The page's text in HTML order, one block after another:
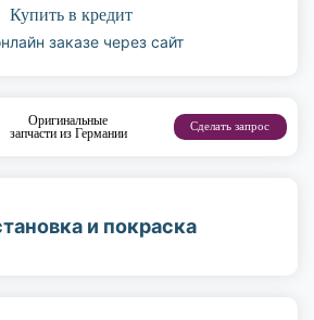
Купить в кредит
заказе через сайт
Оригинальные
запчасти из Германии
Сделать запрос
и покраска